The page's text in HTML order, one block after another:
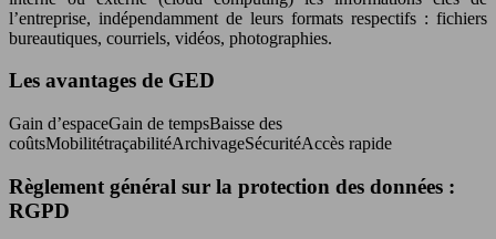
l’entreprise, indépendamment de leurs formats respectifs : fichiers
bureautiques, courriels, vidéos, photographies.
Les avantages de GED
Gain d’espaceGain de tempsBaisse des
coûtsMobilitétraçabilitéArchivageSécuritéAccès rapide
Règlement général sur la protection des données :
RGPD